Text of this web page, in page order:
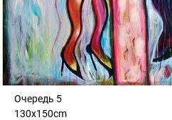
Очередь 5
130x150cm